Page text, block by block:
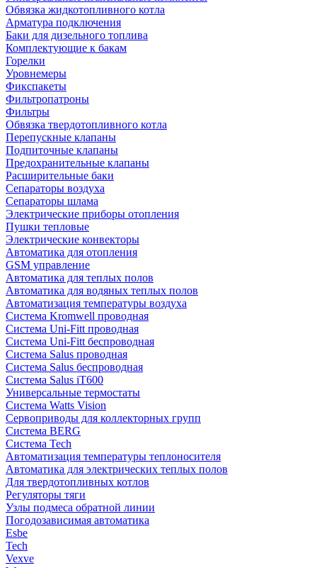
Обвязка жидкотопливного котла
Арматура подключения
Баки для дизельного топлива
Комплектующие к бакам
Горелки
Уровнемеры
Фикспакеты
Фильтропатроны
Фильтры
Обвязка твердотопливного котла
Перепускные клапаны
Подпиточные клапаны
Предохранительные клапаны
Расширительные баки
Сепараторы воздуха
Сепараторы шлама
Электрические приборы отопления
Пушки тепловые
Электрические конвекторы
Автоматика для отопления
GSM управление
Автоматика для теплых полов
Автоматика для водяных теплых полов
Автоматизация температуры воздуха
Система Kromwell проводная
Система Uni-Fitt проводная
Система Uni-Fitt беспроводная
Система Salus проводная
Система Salus беспроводная
Система Salus iT600
Универсальные термостаты
Система Watts Vision
Сервоприводы для коллекторных групп
Система BERG
Система Tech
Автоматизация температуры теплоносителя
Автоматика для электрических теплых полов
Для твердотопливных котлов
Регуляторы тяги
Узлы подмеса обратной линии
Погодозависимая автоматика
Esbe
Tech
Vexve